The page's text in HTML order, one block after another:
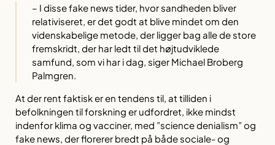
– I disse fake news tider, hvor sandheden bliver
relativiseret, er det godt at blive mindet om den
videnskabelige metode, der ligger bag alle de store
fremskridt, der har ledt til det højtudviklede
samfund, som vi har i dag, siger Michael Broberg
Palmgren.
At der rent faktisk er en tendens til, at tilliden i
befolkningen til forskning er udfordret, ikke mindst
indenfor klima og vacciner, med ”science denialism” og
fake news, der florerer bredt på både sociale- og